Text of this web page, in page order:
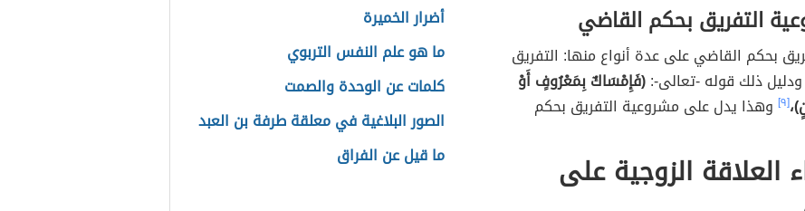
التفريق بحكم القاضي
بحكم القاضي على عدة أنواع منها: التفريق
ودليل ذلك قوله -تعالى-:(فَإِمْسَاكٌ بِمَعْرُوفٍ أَوْ
[٩]
وهذا يدل على مشروعية التفريق بحكم
العلاقة الزوجية على
أضرار الخميرة
ما هو علم النفس التربوي
كلمات عن الوحدة والصمت
الصور البلاغية في معلقة طرفة بن العبد
ما قيل عن الفراق